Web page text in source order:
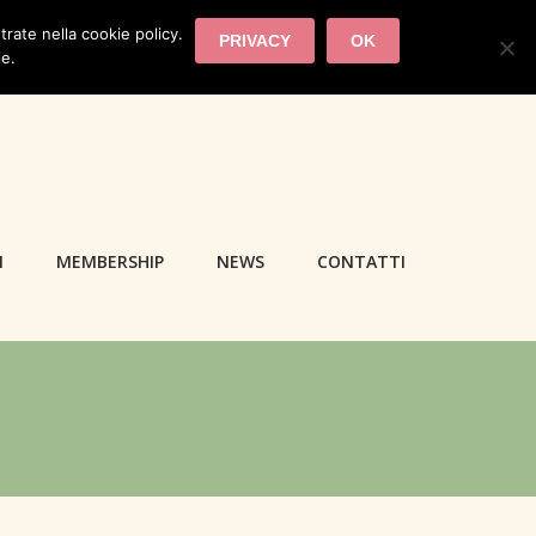
MEMBERSHIP NEWS CONTATTI
nella cookie policy.
OK
PRIVACY